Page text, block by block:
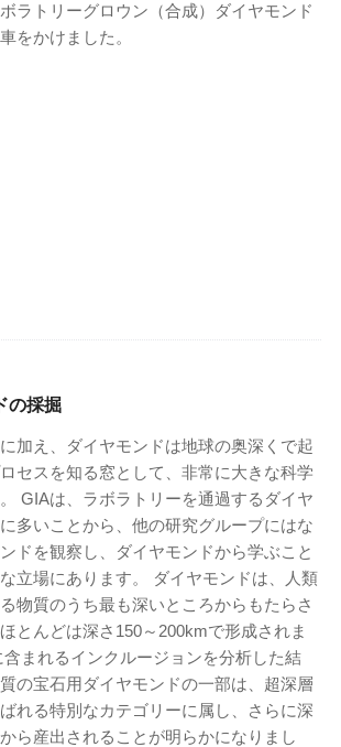
ラトリーグロウン（合成）ダイヤモンド
をかけました。
の採掘
加え、ダイヤモンドは地球の奥深くで起
セスを知る窓として、非常に大きな科学
GIAは、ラボラトリーを通過するダイヤ
多いことから、他の研究グループにはな
ドを観察し、ダイヤモンドから学ぶこと
立場にあります。 ダイヤモンドは、人類
物質のうち最も深いところからもたらさ
とんどは深さ150～200kmで形成されま
まれるインクルージョンを分析した結
の宝石用ダイヤモンドの一部は、超深層
れる特別なカテゴリーに属し、さらに深
ら産出されることが明らかになりまし